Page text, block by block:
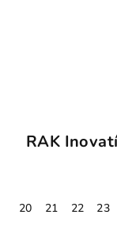
RAK
20 21 22 23